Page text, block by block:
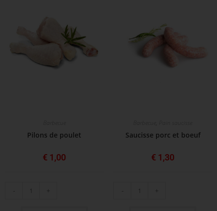
Pilons de poulet
€ 1,00
- +
Saucisse porc et boeuf
€ 1,30
- +